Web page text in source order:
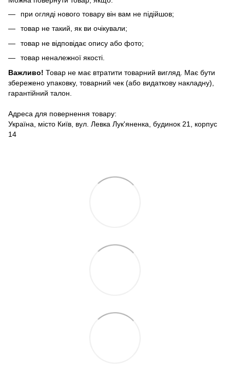
при огляді нового товару він вам не підійшов;
товар не такий, як ви очікували;
товар не відповідає опису або фото;
товар неналежної якості.
Важливо! Товар не має втратити товарний вигляд. Має бути
збережено упаковку, товарний чек (або видаткову накладну),
гарантійний талон.
Адреса для повернення товару:
Україна, місто Київ, вул. Левка Лук'яненка, будинок 21, корпус
14